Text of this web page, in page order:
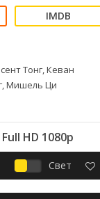
Тонг, Кеван
Мишель Ци
HD 1080p
Свет